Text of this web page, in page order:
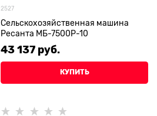
2527
Сельскохозяйственная машина
Ресанта МБ-7500P-10
43 137 руб.
КУПИТЬ